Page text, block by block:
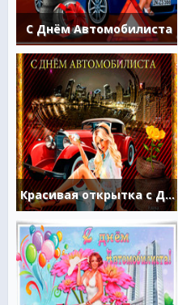
С Днём Автомобилиста
Красивая открытка с Днем Автомобилиста